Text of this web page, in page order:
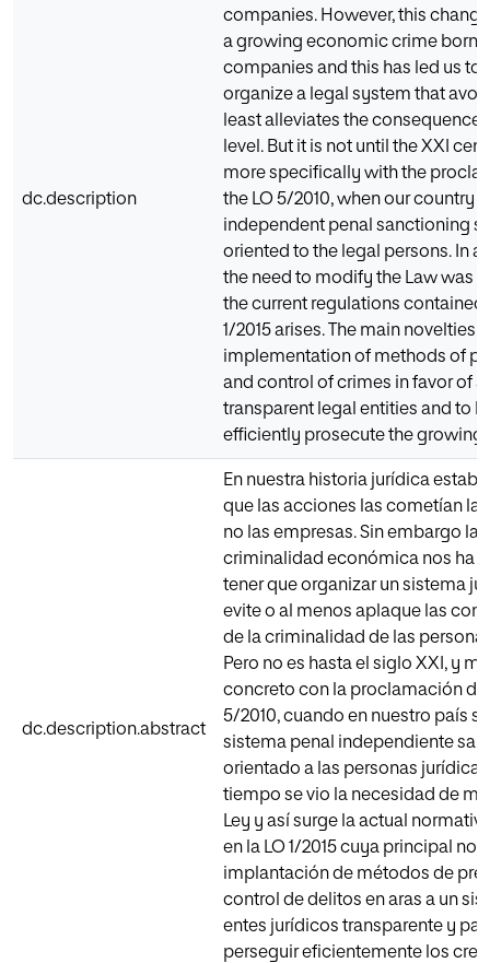
dc.description
companies. However, this
a growing economic crime born
companies and this has led us to
organize a legal system that
least alleviates the
level. But it is not until the XXI
more specifically with the
the LO 5/2010, when our country
independent penal sanctioning
oriented to the legal persons. In a
the need to modify the Law was
the current regulations contained
1/2015 arises. The main novelties
implementation of methods of
and control of crimes in favor of
transparent legal entities and to
efficiently prosecute the growing
dc.description.abstract
En nuestra historia jurídica
que las acciones las cometían
no las empresas. Sin embargo la
criminalidad económica nos ha
tener que organizar un sistema
evite o al menos aplaque las
de la criminalidad de las
Pero no es hasta el siglo XXI, y
concreto con la proclamación de
5/2010, cuando en nuestro país
sistema penal independiente
orientado a las personas
tiempo se vio la necesidad de
Ley y así surge la actual
en la LO 1/2015 cuya principal
implantación de métodos de
control de delitos en aras a un
entes jurídicos transparente y
perseguir eficientemente los